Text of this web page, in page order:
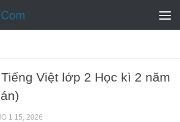
Việt lớp 2 Học kì 2 năm
1 15, 2026